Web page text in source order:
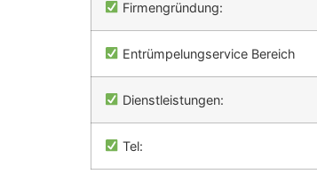
Firmengründung:
Entrümpelungservice Bereich
Dienstleistungen:
Tel: